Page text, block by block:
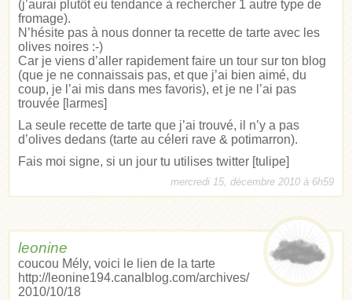
(j’aurai plutôt eu tendance à rechercher 1 autre type de
fromage).
N’hésite pas à nous donner ta recette de tarte avec les
olives noires :-)
Car je viens d’aller rapidement faire un tour sur ton blog
(que je ne connaissais pas, et que j’ai bien aimé, du
coup, je l’ai mis dans mes favoris), et je ne l’ai pas
trouvée [larmes]
La seule recette de tarte que j’ai trouvé, il n’y a pas
d’olives dedans (tarte au céleri rave & potimarron).
Fais moi signe, si un jour tu utilises twitter [tulipe]
mercredi 15, décembre 2010 à 6h59
leonine
coucou Mély, voici le lien de la tarte
http://leonine194.canalblog.com/archives/
2010/10/18